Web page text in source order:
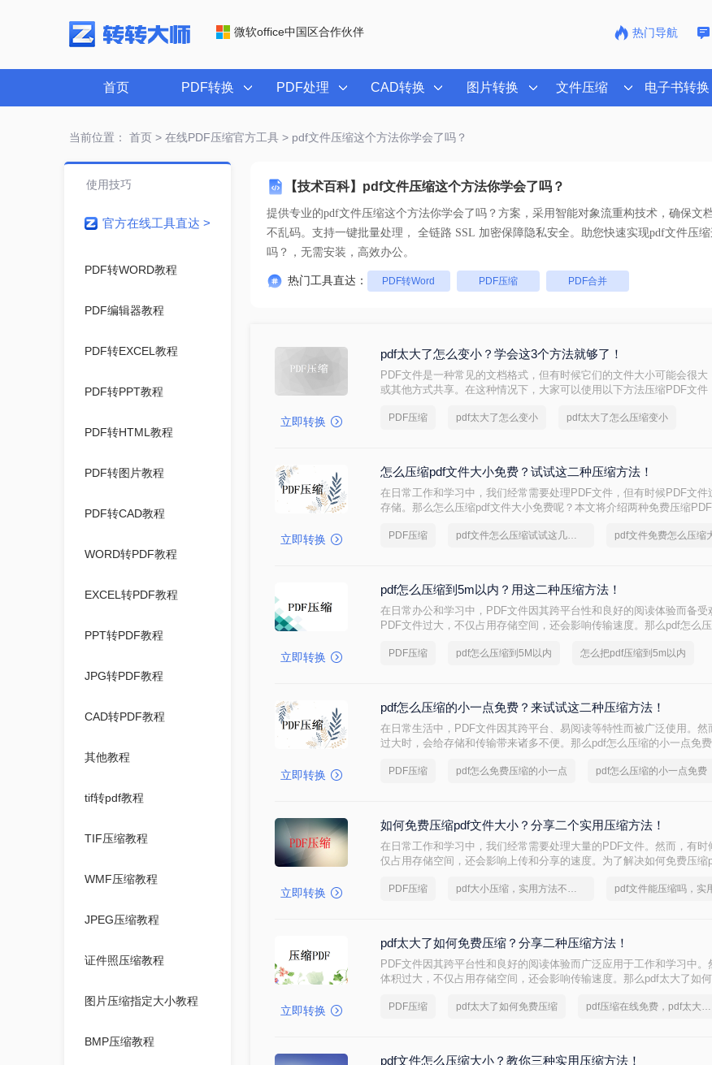
微软office中国区合作伙伴 热门导航
首页 PDF转换 PDF处理 CAD转换 图片转换 文件压缩 电子书转换
当前位置： 首页> 在线PDF压缩官方工具> pdf文件压缩这个方法你学会了吗？
【技术百科】pdf文件压缩这个方法你学会了吗？
提供专业的pdf文件压缩这个方法你学会了吗？ 方案，采用智能对象流重构技术，确保文
不乱码。支持一键批量处理， 全链路 SSL 加密保障隐私安全。助您快速实现pdf文件压
吗？ ，无需安装，高效办公。
热门工具直达： PDF转Word PDF压缩 PDF合并
使用技巧
官方在线工具直达 >
PDF转WORD教程
PDF编辑器教程
PDF转EXCEL教程
PDF转PPT教程
PDF转HTML教程
PDF转图片教程
PDF转CAD教程
WORD转PDF教程
EXCEL转PDF教程
PPT转PDF教程
JPG转PDF教程
CAD转PDF教程
其他教程
tif转pdf教程
TIF压缩教程
WMF压缩教程
JPEG压缩教程
证件照压缩教程
图片压缩指定大小教程
BMP压缩教程
立即转换
pdf太大了怎么变小？学会这3个方法就够了！
PDF文件是一种常见的文档格式，但有时候它们的文件大小可能会很大
或其他方式共享。在这种情况下，大家可以使用以下方法压缩PDF文件
PDF压缩 pdf太大了怎么变小 pdf太大了怎么压缩变小
立即转换
怎么压缩pdf文件大小免费？试试这二种压缩方法！
在日常工作和学习中，我们经常需要处理PDF文件，但有时候PDF文件
存储。那么怎么压缩pdf文件大小免费呢？本文将介绍两种免费压缩PDF
PDF压缩 pdf文件怎么压缩试试这几个方法 pdf文件免费怎么压缩
立即转换
pdf怎么压缩到5m以内？用这二种压缩方法！
在日常办公和学习中，PDF文件因其跨平台性和良好的阅读体验而备受
PDF文件过大，不仅占用存储空间，还会影响传输速度。那么pdf怎么
PDF压缩 pdf怎么压缩到5M以内 怎么把pdf压缩到5m以内
立即转换
pdf怎么压缩的小一点免费？来试试这二种压缩方法！
在日常生活中，PDF文件因其跨平台、易阅读等特性而被广泛使用。然
过大时，会给存储和传输带来诸多不便。那么pdf怎么压缩的小一点免
PDF压缩 pdf怎么免费压缩的小一点 pdf怎么压缩的小一点免费
立即转换
如何免费压缩pdf文件大小？分享二个实用压缩方法！
在日常工作和学习中，我们经常需要处理大量的PDF文件。然而，有时
仅占用存储空间，还会影响上传和分享的速度。为了解决如何免费压缩
PDF压缩 pdf大小压缩，实用方法不要错过
立即转换
pdf太大了如何免费压缩？分享二种压缩方法！
PDF文件因其跨平台性和良好的阅读体验而广泛应用于工作和学习中。
体积过大，不仅占用存储空间，还会影响传输速度。那么pdf太大了如
PDF压缩 pdf太大了如何免费压缩 pdf压缩在线免费，pdf太大了怎么压缩
pdf文件怎么压缩大小？教你三种实用压缩方法！